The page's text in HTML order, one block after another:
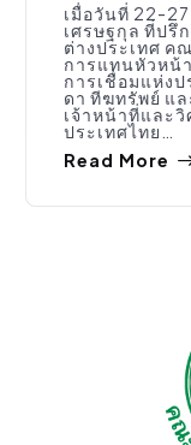
เมื่อวันที่ 22-
เศรษฐกุล ที่ป
ต่างประเทศ ค
การแทนหัวหน้
การเชื่อมแห่ง
ดา ทีฆทรัพย์ แ
เจ้าหน้าที่และ
ประเทศไทย…
Read More